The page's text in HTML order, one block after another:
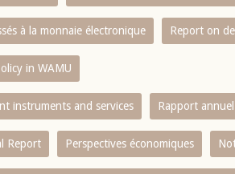
à la monnaie électronique Report on
in WAMU
instruments and services Rapport
Report Perspectives économiques